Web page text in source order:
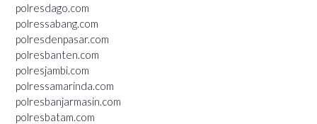
polresdago.com
polressabang.com
polresdenpasar.com
polresbanten.com
polresjambi.com
polressamarinda.com
polresbanjarmasin.com
polresbatam.com